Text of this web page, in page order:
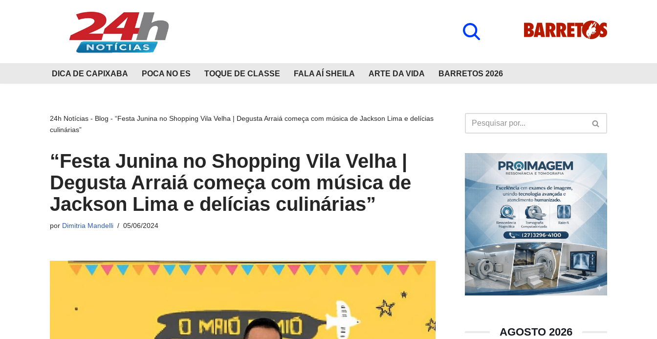
DICA DE CAPIXABA
POCA NO ES TOQUE DE CLASSE FALA AÍ SHEILA ARTE DA VIDA BARRETOS 2026
24h Notícias - Blog - “Festa Junina no Shopping Vila Velha | Degusta Arraiá começa com música de Jackson Lima e delícias
culinárias”
“Festa Junina no Shopping Vila Velha |
Degusta Arraiá começa com música de
Jackson Lima e delícias culinárias”
por Dimitria Mandelli 05/06/2024
AGOSTO 2026